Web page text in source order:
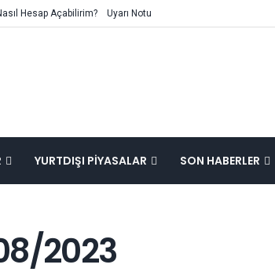
Hesap Açabilirim? Uyarı Notu
YURTDIŞI PIYASALAR SON HABERLER
2023